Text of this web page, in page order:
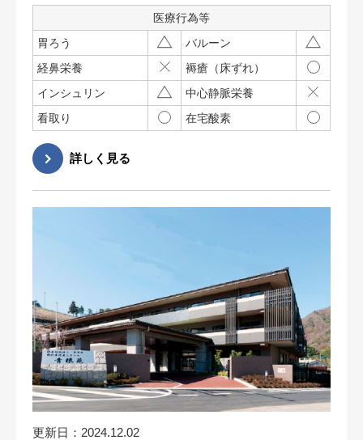
医療行為等
胃ろう
バルーン
経鼻栄養
褥瘡（床ずれ）
インシュリン
中心静脈栄養
看取り
在宅酸素
更新日：2024.12.02